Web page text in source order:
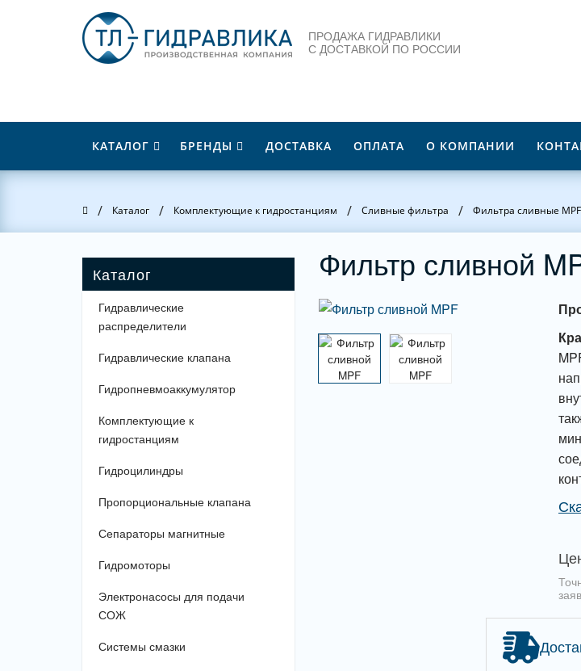
ПРОДАЖА ГИДРАВЛИКИ
С ДОСТАВКОЙ ПО РОССИИ
КАТАЛОГ БРЕНДЫ ДОСТАВКА ОПЛАТА О КОМПАНИИ
Главная
/ Каталог / Комплектующие к гидростанциям / Сливные фильтра / Фильтра сливные MPF
Гидравлические
распределители
Гидравлические клапана
Гидропневмоаккумулятор
Комплектующие к
гидростанциям
Гидроцилиндры
Пропорциональные клапана
Сепараторы магнитные
Гидромоторы
Электронасосы для подачи
СОЖ
Системы смазки
Фильтр сливной